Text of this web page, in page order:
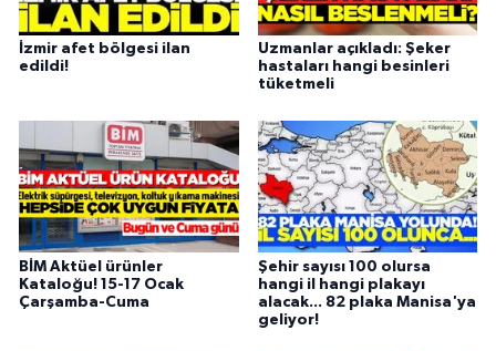
İzmir afet bölgesi ilan
edildi!
Uzmanlar açıkladı: Şeker
hastaları hangi besinleri
tüketmeli
BİM Aktüel ürünler
Kataloğu! 15-17 Ocak
Çarşamba-Cuma
Şehir sayısı 100 olursa
hangi il hangi plakayı
alacak... 82 plaka Manisa'ya
geliyor!